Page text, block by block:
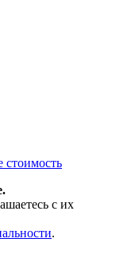
стоимость
с их
.